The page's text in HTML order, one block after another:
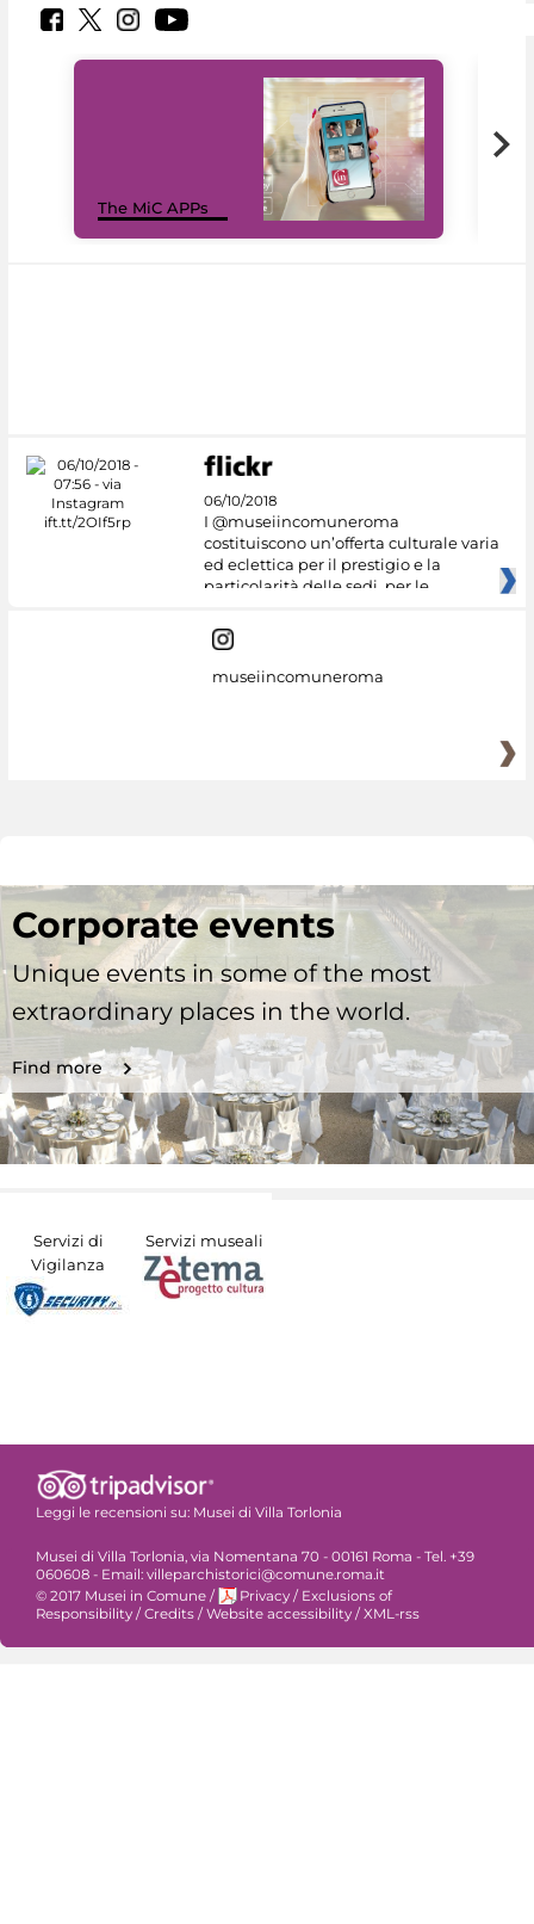
The MiC APPs
06/10/2018
I @museiincomuneroma
costituiscono un’offerta culturale varia
ed eclettica per il prestigio e la
particolarità delle sedi, per le
museiincomuneroma
Corporate events
Unique events in some of the most
extraordinary places in the world.
Find more
Servizi di
Vigilanza
Servizi museali
Leggi le recensioni su: Musei di Villa Torlonia
Musei di Villa Torlonia, via Nomentana 70 - 00161 Roma - Tel. +39
060608 - Email: villeparchistorici@comune.roma.it
© 2017 Musei in Comune / Privacy / Exclusions of
Responsibility / Credits / Website accessibility / XML-rss